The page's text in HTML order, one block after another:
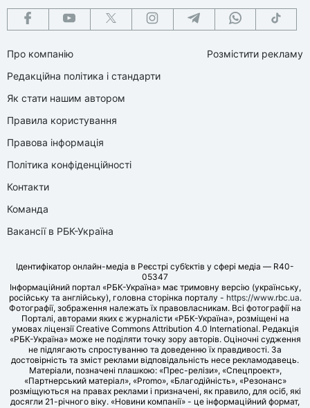
Про компанію
Редакційна політика і стандарти
Як стати нашим автором
Правила користування
Правова інформація
Політика конфіденційності
Контакти
Команда
Вакансії в РБК-Україна
Розмістити рекламу
Ідентифікатор онлайн-медіа в Реєстрі суб’єктів у сфері медіа — R40-
05347
Інформаційний портал «РБК-Україна» має тримовну версію (українську,
російську та англійську), головна сторінка порталу - https://www.rbc.ua.
Фотографії, зображення належать їх правовласникам. Всі фотографії на
Порталі, авторами яких є журналісти «РБК-Україна», розміщені на
умовах ліцензії Creative Commons Attribution 4.0 International. Редакція
«РБК-Україна» може не поділяти точку зору авторів. Оціночні судження
не підлягають спростуванню та доведенню їх правдивості. За
достовірність та зміст реклами відповідальність несе рекламодавець.
Матеріали, позначені плашкою: «Прес-релізи», «Спецпроект»,
«Партнерський матеріал», «Promo», «Благодійність», «Резонанс»
розміщуються на правах реклами і призначені, як правило, для осіб, які
досягли 21-річного віку. «Новини компанії» - це інформаційний формат,